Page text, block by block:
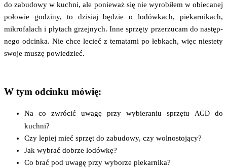
do zabu­do­wy w kuch­ni, ale ponie­waż się nie wyro­bi­łem w obie­ca­nej
poło­wie godzi­ny, to dzi­siaj będzie o lodów­kach, pie­kar­ni­kach,
mikro­fa­lach i pły­tach grzej­nych. Inne sprzę­ty prze­rzu­cam do następ­
ne­go odcin­ka. Nie chce lecieć z tema­ta­mi po łeb­kach, więc nie­ste­ty
swo­je muszę powiedzieć.
W tym odcinku mówię:
Na co zwró­cić uwa­gę przy wybie­ra­niu sprzę­tu AGD do
kuchni?
Czy lepiej mieć sprzęt do zabu­do­wy, czy wolnostojący?
Jak wybrać dobrze lodówkę?
Co brać pod uwa­gę przy wybo­rze piekarnika?